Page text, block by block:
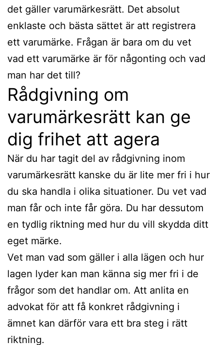
det gäller varumärkesrätt. Det absolut
enklaste och bästa sättet är att registrera
ett varumärke. Frågan är bara om du vet
vad ett varumärke är för någonting och vad
man har det till?
Rådgivning om
varumärkesrätt kan ge
dig frihet att agera
När du har tagit del av rådgivning inom
varumärkesrätt kanske du är lite mer fri i hur
du ska handla i olika situationer. Du vet vad
man får och inte får göra. Du har dessutom
en tydlig riktning med hur du vill skydda ditt
eget märke.
Vet man vad som gäller i alla lägen och hur
lagen lyder kan man känna sig mer fri i de
frågor som det handlar om. Att anlita en
advokat för att få konkret rådgivning i
ämnet kan därför vara ett bra steg i rätt
riktning.